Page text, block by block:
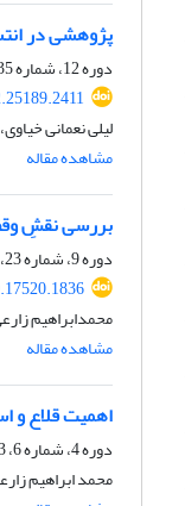
پژوهشی در
دوره 12، شماره 35، زمستان 1401، صفحه
لیلی نعمانی
مشاهده مقاله
بررسی نقشِ
دوره 9، شماره 23، زمستان 1398، صفحه
محمدابراهیم
مشاهده مقاله
اهمیت قلاع و
دوره 4، شماره 6، 1393، صفحه
محمد ابراهیم